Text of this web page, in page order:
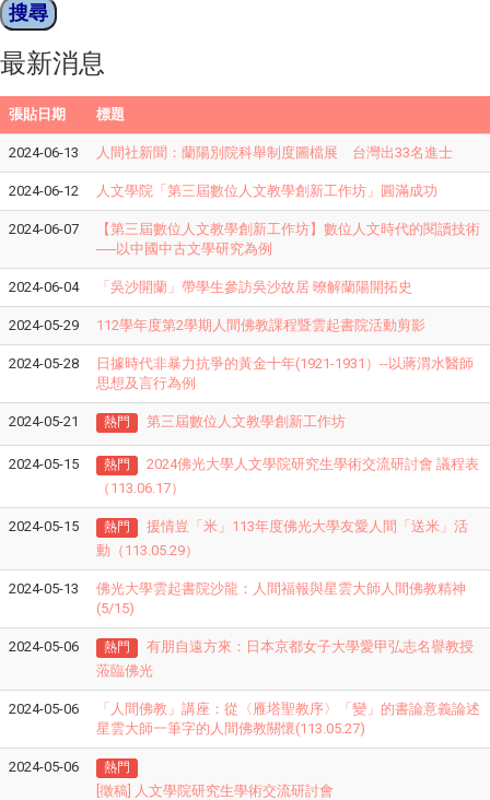
最新消息
張貼日期 標題
2024-06-13 人間社新聞：蘭陽別院科舉制度圖檔展 台灣出33名進士
2024-06-12 人文學院「第三屆數位人文教學創新工作坊」圓滿成功
2024-06-07
【第三屆數位人文教學創新工作坊】數位人文時代的閱讀技術
──以中國中古文學研究為例
2024-06-04 「吳沙開蘭」帶學生參訪吳沙故居 暸解蘭陽開拓史
2024-05-29 112學年度第2學期人間佛教課程暨雲起書院活動剪影
2024-05-28
日據時代非暴力抗爭的黃金十年(1921-1931）--以蔣渭水醫師
思想及言行為例
2024-05-21 熱門 第三屆數位人文教學創新工作坊
2024-05-15 熱門
2024佛光大學人文學院研究生學術交流研討會 議程表
（113.06.17）
2024-05-15 熱門
援情豈「米」113年度佛光大學友愛人間「送米」活
動（113.05.29）
2024-05-13
佛光大學雲起書院沙龍：人間福報與星雲大師人間佛教精神
(5/15)
2024-05-06 熱門 有朋自遠方來：日本京都女子大學愛甲弘志名譽教授
蒞臨佛光
2024-05-06
「人間佛教」講座：從〈雁塔聖教序〉「變」的書論意義論述
星雲大師一筆字的人間佛教關懷(113.05.27)
2024-05-06 熱門
[徵稿] 人文學院研究生學術交流研討會